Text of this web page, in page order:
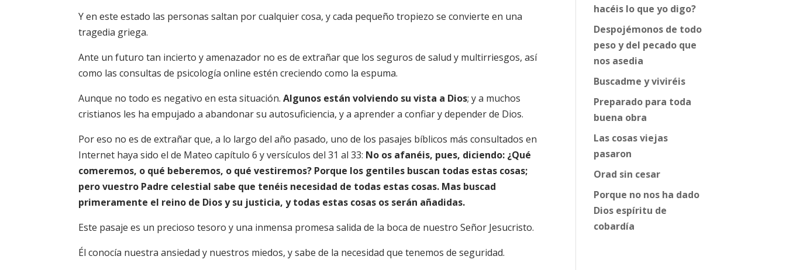
Y en este estado las personas saltan por cualquier cosa, y cada pequeño tropiezo se convierte en una
tragedia griega.
Ante un futuro tan incierto y amenazador no es de extrañar que los seguros de salud y multirriesgos, así
como las consultas de psicología online estén creciendo como la espuma.
Aunque no todo es negativo en esta situación.Algunos están volviendo su vista a Dios; y a muchos
cristianos les ha empujado a abandonar su autosuficiencia, y a aprender a confiar y depender de Dios.
Por eso no es de extrañar que, a lo largo del año pasado, uno de los pasajes bíblicos más consultados en
Internet haya sido el de Mateo capítulo 6 y versículos del 31 al 33: No os afanéis, pues, diciendo: ¿Qué
comeremos, o qué beberemos, o qué vestiremos? Porque los gentiles buscan todas estas cosas;
pero vuestro Padre celestial sabe que tenéis necesidad de todas estas cosas. Mas buscad
primeramente el reino de Dios y su justicia, y todas estas cosas os serán añadidas.
Este pasaje es un precioso tesoro y una inmensa promesa salida de la boca de nuestro Señor Jesucristo.
Él conocía nuestra ansiedad y nuestros miedos, y sabe de la necesidad que tenemos de seguridad.
hacéis lo que yo digo?
Despojémonos de todo
peso y del pecado que
nos asedia
Buscadme y viviréis
Preparado para toda
buena obra
Las cosas viejas
pasaron
Orad sin cesar
Porque no nos ha dado
Dios espíritu de
cobardía